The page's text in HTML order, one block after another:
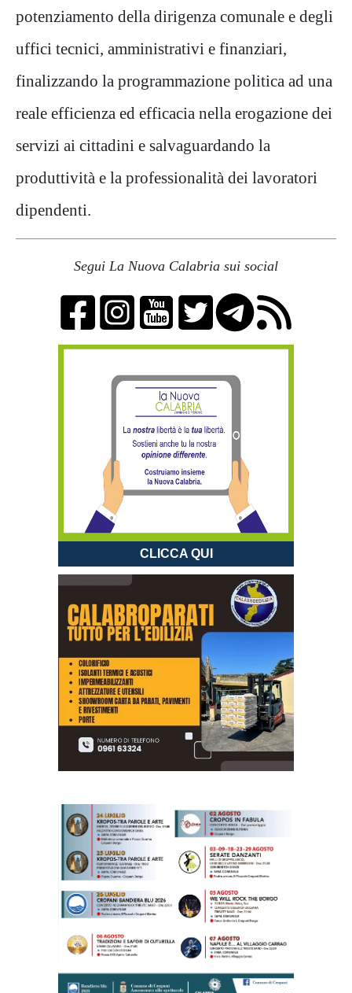
potenziamento della dirigenza comunale e degli
uffici tecnici, amministrativi e finanziari,
finalizzando la programmazione politica ad una
reale efficienza ed efficacia nella erogazione dei
servizi ai cittadini e salvaguardando la
produttività e la professionalità dei lavoratori
dipendenti.
Segui La Nuova Calabria sui social
CLICCA QUI